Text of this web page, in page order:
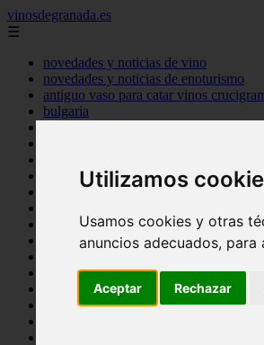
Utilizamos
Usamos cookies y otras
anuncios adecuados,
Aceptar Rechazar
vinosdegranada.es
☰
novedades y noticias de vino
novedades y noticias de enoturismo
antiguo vaso para catar vinos
bulgaria
Córdoba - córdoba
Barcelona - barcelona
Ciudad-real - montiel
Santa-cruz-de-tenerife - guía-de-isora
La-rioja - casalarreina
Almería - roquetas-de-mar
Madrid - pozuelo-de-alarcón